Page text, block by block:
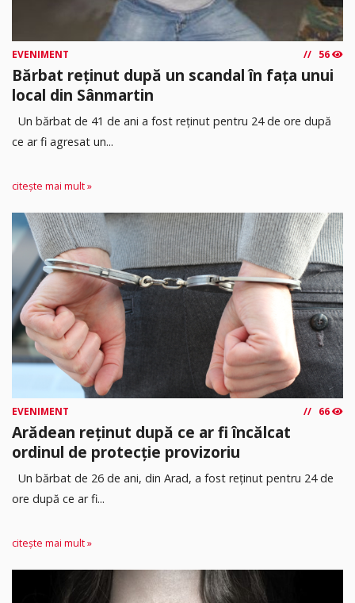
EVENIMENT 56
Bărbat reținut după un scandal în fața unui
local din Sânmartin
Un bărbat de 41 de ani a fost reținut pentru 24 de ore după
ce ar fi agresat un...
citește mai mult »
EVENIMENT 66
Arădean reținut după ce ar fi încălcat
ordinul de protecție provizoriu
Un bărbat de 26 de ani, din Arad, a fost reținut pentru 24 de
ore după ce ar fi...
citește mai mult »